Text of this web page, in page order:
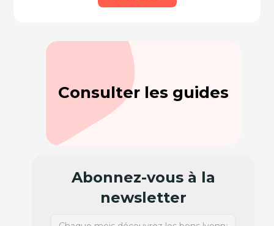
Consulter les guides
Abonnez-vous à la
newsletter